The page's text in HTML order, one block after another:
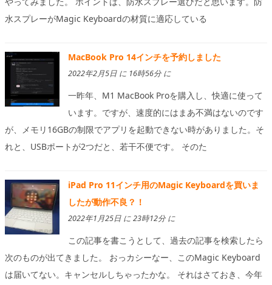
水スプレーがMagic Keyboardの材質に適応している
MacBook Pro 14インチを予約しました
2022年2月5日 に 16時56分 に
一昨年、M1 MacBook Proを購入し、快適に使って
います。ですが、速度的にはまあ不満はないのです
が、メモリ16GBの制限でアプリを起動できない時がありました。そ
れと、USBポートが2つだと、若干不便です。 そのた
iPad Pro 11インチ用のMagic Keyboardを買いま
したが動作不良？！
2022年1月25日 に 23時12分 に
この記事を書こうとして、過去の記事を検索したら
次のものが出てきました。 おっカシーなー、このMagic Keyboard
は届いてない。キャンセルしちゃったかな。 それはさておき、今年